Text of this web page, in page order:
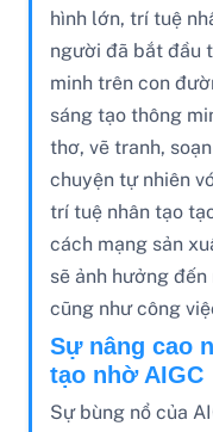
hình lớn, trí tuệ
người đã bắt đầu
minh trên con
sáng tạo thông
thơ, vẽ tranh,
chuyện tự nhiên
trí tuệ nhân tạo
cách mạng sản
sẽ ảnh hưởng
cũng như công
Sự nâng cao
tạo nhờ AIGC
Sự bùng nổ của